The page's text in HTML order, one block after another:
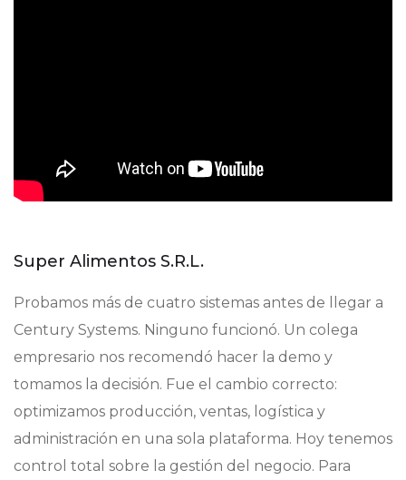
Super Alimentos S.R.L.
Probamos más de cuatro sistemas antes de llegar a
Century Systems. Ninguno funcionó. Un colega
empresario nos recomendó hacer la demo y
tomamos la decisión. Fue el cambio correcto:
optimizamos producción, ventas, logística y
administración en una sola plataforma. Hoy tenemos
control total sobre la gestión del negocio. Para